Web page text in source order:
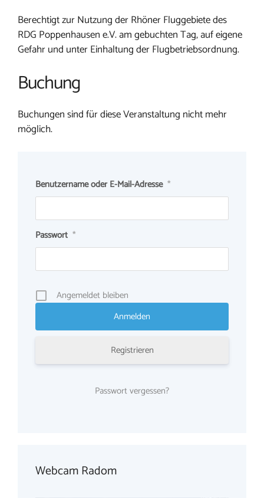
Berechtigt zur Nutzung der Rhöner Fluggebiete des
RDG Poppenhausen e.V. am gebuchten Tag, auf eigene
Gefahr und unter Einhaltung der Flugbetriebsordnung.
Buchung
Buchungen sind für diese Veranstaltung nicht mehr
möglich.
Benutzername oder E-Mail-Adresse *
Passwort *
Angemeldet bleiben
Registrieren
Passwort vergessen?
Webcam Radom